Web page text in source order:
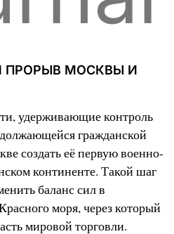
ПРОРЫВ МОСКВЫ И
удерживающие контроль
гражданской
создать её первую военно-
континенте. Такой шаг
баланс сил в
моря, через который
мировой торговли.